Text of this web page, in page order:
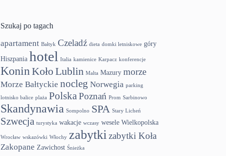
Szukaj po tagach
apartament Bałtyk Czeladź dieta domki letniskowe góry
Hiszpania hotel Italia kamienice Karpacz konferencje
Konin Koło Lublin Malta Mazury morze
Morze Bałtyckie nocleg Norwegia parking
lotnisko balice plaża PolskaPoznań Prom Sarbinowo
Skandynawia Sompolno SPA Stary Licheń
Szwecja turystyka wakacje wczasy wesele Wielkopolska
Wrocław wskazówki Włochy zabytkizabytki Koła
Zakopane Zawichost Śnieżka